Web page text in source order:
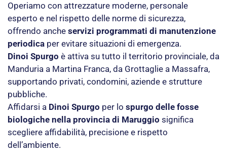
Operiamo con attrezzature moderne, personale
esperto e nel rispetto delle norme di sicurezza,
offrendo anche servizi programmati di manutenzione
periodica per evitare situazioni di emergenza.
Dinoi Spurgo è attiva su tutto il territorio provinciale, da
Manduria a Martina Franca, da Grottaglie a Massafra,
supportando privati, condomini, aziende e strutture
pubbliche.
Affidarsi a Dinoi Spurgo per lo spurgo delle fosse
biologiche nella provincia di Maruggio significa
scegliere affidabilità, precisione e rispetto
dell’ambiente.